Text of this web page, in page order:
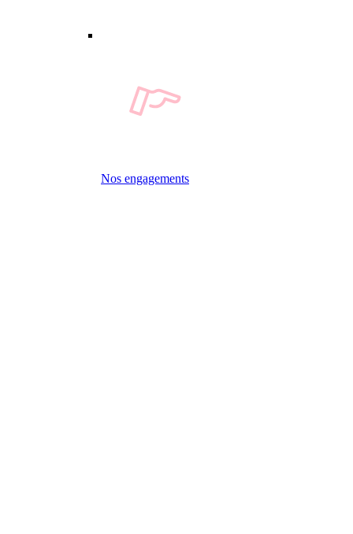
Nos engagements